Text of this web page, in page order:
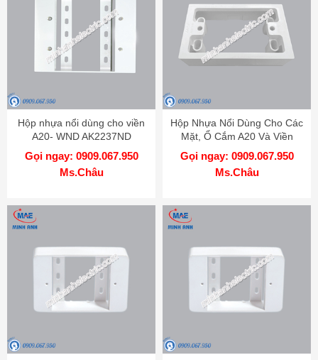
Hộp nhựa nổi dùng cho viền
A20- WND AK2237ND
Gọi ngay: 0909.067.950
Ms.Châu
Hộp Nhựa Nổi Dùng Cho Các
Mặt, Ổ Cắm A20 Và Viền
A20-WN AK2237N
Gọi ngay: 0909.067.950
Ms.Châu